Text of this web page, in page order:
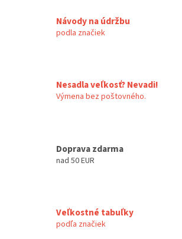
Návody na údržbu
podla značiek
Nesadla veľkosť? Nevadi!
Výmena bez poštovného.
Doprava zdarma
nad 50 EUR
Veľkostné tabuľky
podľa značiek